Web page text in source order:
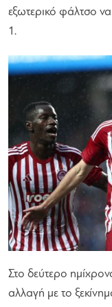
εξωτερικό φάλτσο να
1.
Στο δεύτερο
αλλαγή με το